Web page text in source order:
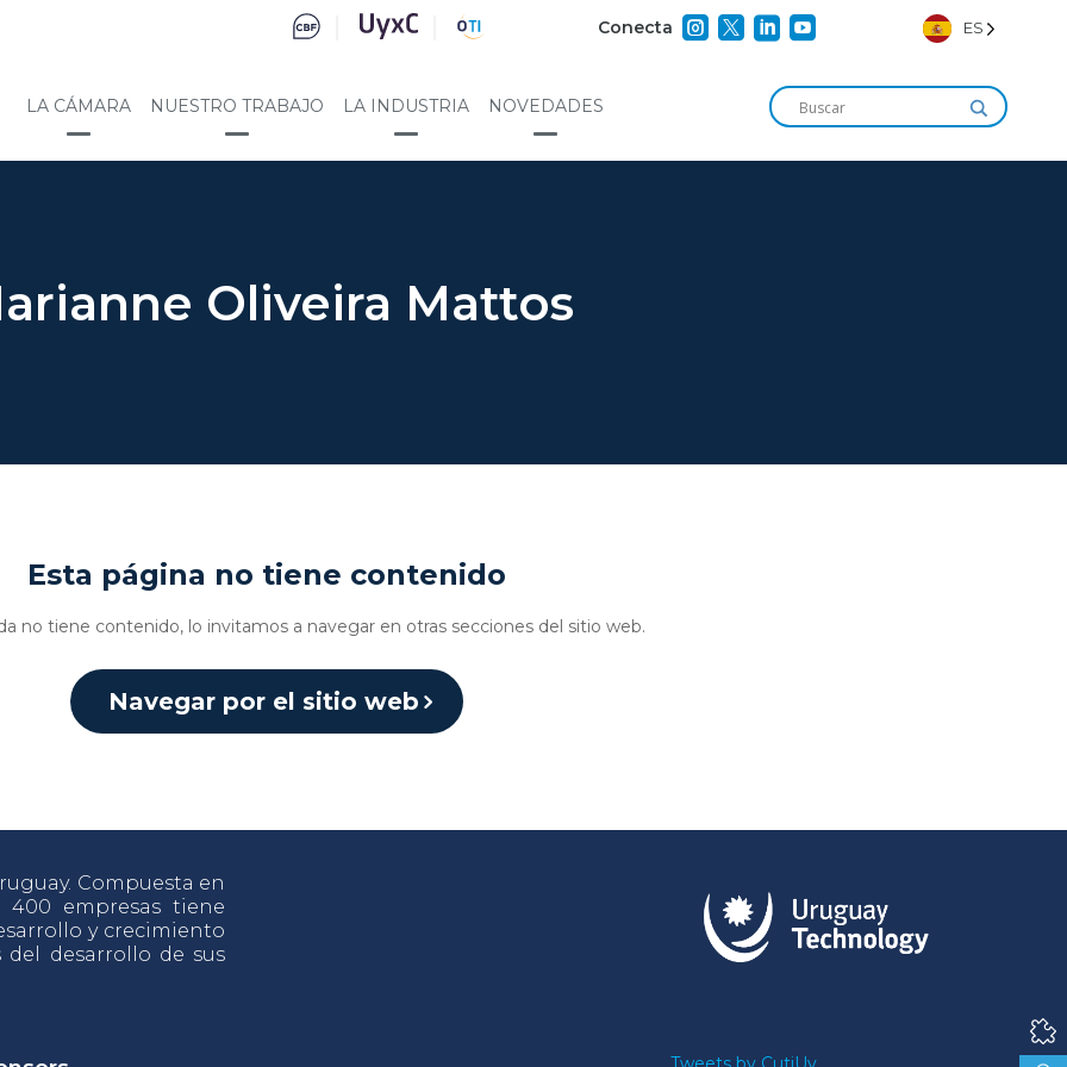
Conecta     ES
LA CÁMARA NUESTRO TRABAJO LA INDUSTRIA NOVEDADES
Oliveira Mattos
Esta página no tiene contenido
no tiene contenido, lo invitamos a navegar en otras secciones del sitio web.
Navegar por el sitio web
Compuesta en
empresas tiene
y crecimiento
del desarrollo de sus